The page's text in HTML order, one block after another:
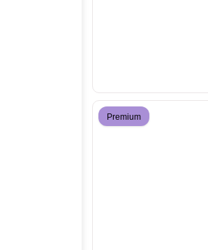
Premium